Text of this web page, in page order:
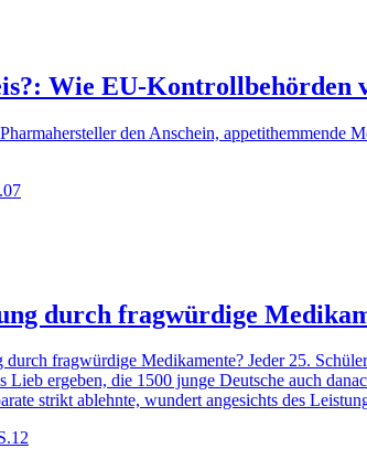
Wie EU-Kontrollbehörden
den Anschein,
durch fragwürdige
fragwürdige Medikamente? Jeder 25.
Lieb ergeben, die 1500 junge Deutsche auch
strikt ablehnte, wundert angesichts des